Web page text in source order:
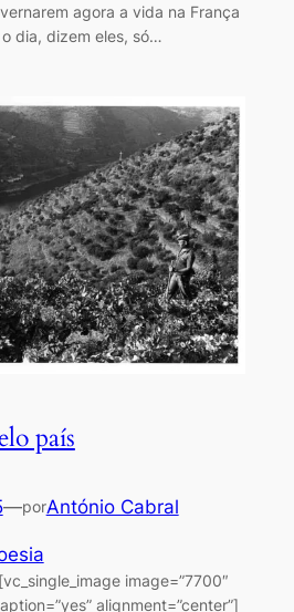
agora a vida na França
dia, dizem eles, só…
país
—porAntónio Cabral
image=”7700″
alignment=”center”]